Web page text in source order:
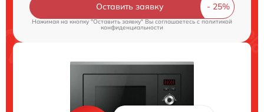
Оставить заявку
Нажимая на кнопку "Оставить заявку" Вы соглашаетесь cполитикой
конфиденциальности